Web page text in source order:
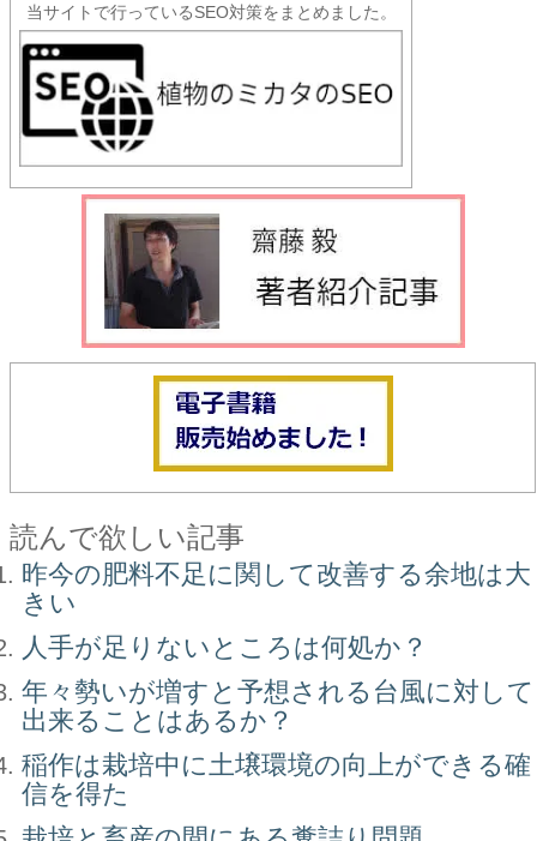
当サイトで行っているSEO対策をまとめました。
読んで欲しい記事
昨今の肥料不足に関して改善する余地は大
きい
人手が足りないところは何処か？
年々勢いが増すと予想される台風に対して
出来ることはあるか？
稲作は栽培中に土壌環境の向上ができる確
信を得た